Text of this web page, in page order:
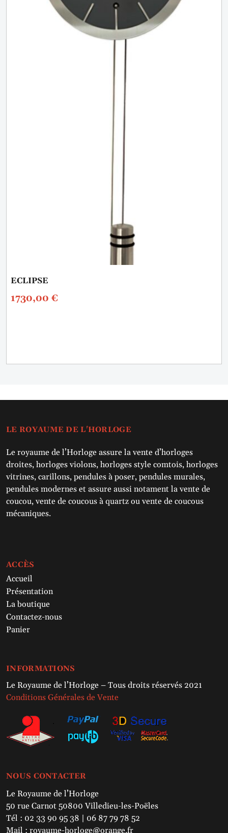
ECLIPSE
1730,00 €
LE ROYAUME DE L'HORLOGE
Le royaume de l’Horloge assure la vente d’horloges
droites, horloges violons, horloges style comtois, horloges
vitrines, carillons, pendules à poser, pendules murales,
pendules modernes et assure aussi notament la vente de
coucou, vente de coucous à quartz ou vente de coucous
mécaniques.
ACCÈS
Accueil
Présentation
La boutique
Contactez-nous
Panier
INFORMATIONS
Le Royaume de l’Horloge – Tous droits réservés 2021
Conditions Générales de Vente
NOUS CONTACTER
Le Royaume de l’Horloge
50 rue Carnot 50800 Villedieu-les-Poëles
Tél : 02 33 90 95 38 | 06 87 79 78 52
Mail : royaume-horloge@orange.fr